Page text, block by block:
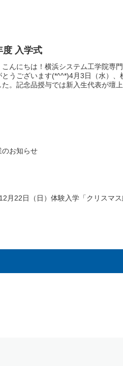
度 入学式
こんにちは！横浜システム工学院専
とうございます(*^^*)4月3日（水）
。記念品授与では新入生代表が壇上
のお知らせ
12月22日（日）体験入学「クリスマス